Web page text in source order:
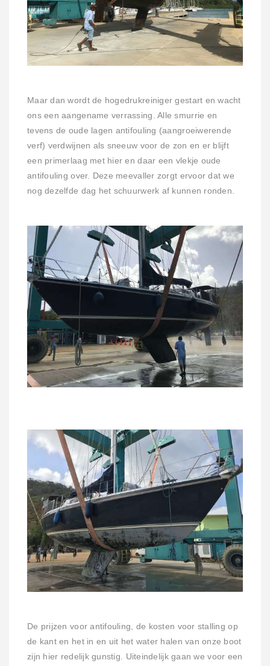
Maar dan wordt de hogedrukreiniger gestart en wacht
ons een aangename verrassing. Alle smurrie en
tevens de oude lagen antifouling (aangroeiwerende
verf) verdwijnen als sneeuw voor de zon en er blijft
een primerlaag met hier en daar een vlekje oude
antifouling over. Deze meevaller zorgt ervoor dat we
nog dezelfde dag het schuurwerk af kunnen ronden.
De prijzen voor antifouling, de kosten voor stalling op
de kant en het in en uit het water halen van onze boot
zijn hier redelijk gunstig. Uiteindelijk gaan we voor een